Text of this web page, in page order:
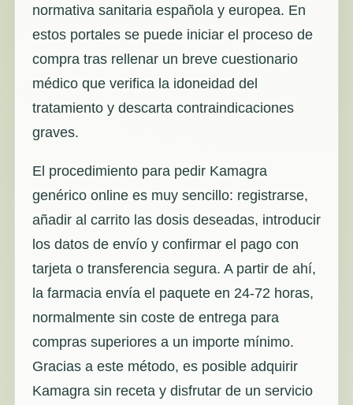
normativa sanitaria española y europea. En
estos portales se puede iniciar el proceso de
compra tras rellenar un breve cuestionario
médico que verifica la idoneidad del
tratamiento y descarta contraindicaciones
graves.
El procedimiento para pedir Kamagra
genérico online es muy sencillo: registrarse,
añadir al carrito las dosis deseadas, introducir
los datos de envío y confirmar el pago con
tarjeta o transferencia segura. A partir de ahí,
la farmacia envía el paquete en 24-72 horas,
normalmente sin coste de entrega para
compras superiores a un importe mínimo.
Gracias a este método, es posible adquirir
Kamagra sin receta y disfrutar de un servicio